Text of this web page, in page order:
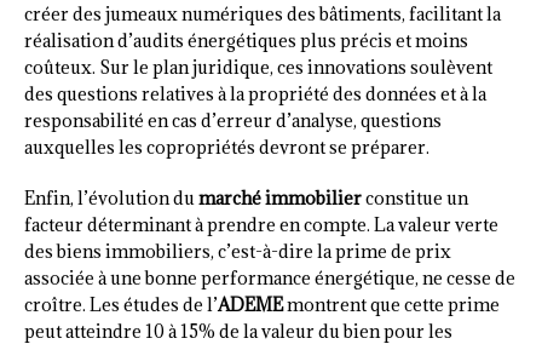
créer des jumeaux numériques des bâtiments, facilitant la
réalisation d’audits énergétiques plus précis et moins
coûteux. Sur le plan juridique, ces innovations soulèvent
des questions relatives à la propriété des données et à la
responsabilité en cas d’erreur d’analyse, questions
auxquelles les copropriétés devront se préparer.
Enfin, l’évolution dumarché immobilierconstitue un
facteur déterminant à prendre en compte. La valeur verte
des biens immobiliers, c’est-à-dire la prime de prix
associée à une bonne performance énergétique, ne cesse de
croître. Les études de l’ADEMEmontrent que cette prime
peut atteindre 10 à 15% de la valeur du bien pour les